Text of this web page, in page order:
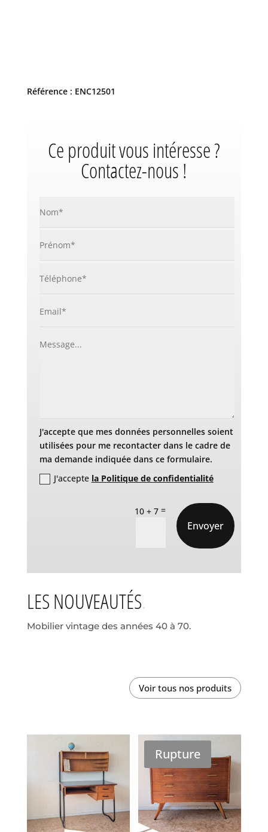
Référence : ENC12501
Ce produit vous intéresse ?
Contactez-nous !
J'accepte que mes données personnelles soient
utilisées pour me recontacter dans le cadre de
ma demande indiquée dans ce formulaire.
J'accepte la Politique de confidentialité
10 + 7 =
Envoyer
LES NOUVEAUTÉS
Mobilier vintage des années 40 à 70.
Voir tous nos produits
Rupture